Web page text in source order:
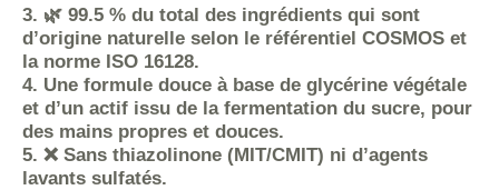
3. 🌿 99.5 % du total des ingrédients qui sont
d’origine naturelle selon le référentiel COSMOS et
la norme ISO 16128.
4. Une formule douce à base de glycérine végétale
et d’un actif issu de la fermentation du sucre, pour
des mains propres et douces.
5. ❌ Sans thiazolinone (MIT/CMIT) ni d’agents
lavants sulfatés.